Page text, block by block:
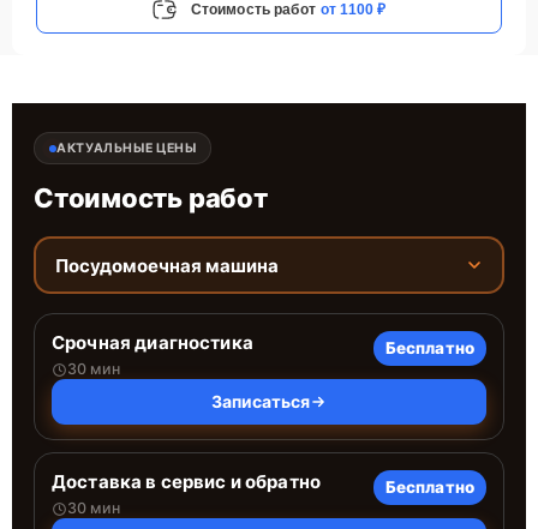
Стоимость работ от 1100 ₽
АКТУАЛЬНЫЕ ЦЕНЫ
Стоимость работ
Посудомоечная машина
Срочная диагностика
30 мин
Бесплатно
Записаться
Доставка в сервис и обратно
30 мин
Бесплатно